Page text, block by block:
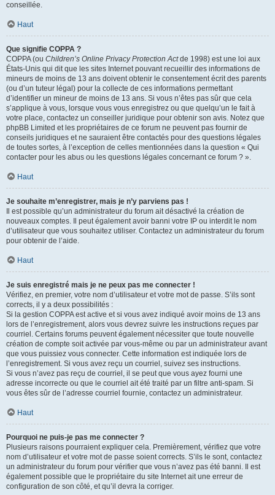
conseillée.
Haut
Que signifie COPPA ?
COPPA (ou Children’s Online Privacy Protection Actde 1998) est une loi aux
États-Unis qui dit que les sites Internet pouvant recueillir des informations de
mineurs de moins de 13 ans doivent obtenir le consentement écrit des parents
(ou d’un tuteur légal) pour la collecte de ces informations permettant
d’identifier un mineur de moins de 13 ans. Si vous n’êtes pas sûr que cela
s’applique à vous, lorsque vous vous enregistrez ou que quelqu’un le fait à
votre place, contactez un conseiller juridique pour obtenir son avis. Notez que
phpBB Limited et les propriétaires de ce forum ne peuvent pas fournir de
conseils juridiques et ne sauraient être contactés pour des questions légales
de toutes sortes, à l’exception de celles mentionnées dans la question « Qui
contacter pour les abus ou les questions légales concernant ce forum ? ».
Haut
Je souhaite m’enregistrer, mais je n’y parviens pas !
Il est possible qu’un administrateur du forum ait désactivé la création de
nouveaux comptes. Il peut également avoir banni votre IP ou interdit le nom
d’utilisateur que vous souhaitez utiliser. Contactez un administrateur du forum
pour obtenir de l’aide.
Haut
Je suis enregistré mais je ne peux pas me connecter !
Vérifiez, en premier, votre nom d’utilisateur et votre mot de passe. S’ils sont
corrects, il y a deux possibilités :
Si la gestion COPPA est active et si vous avez indiqué avoir moins de 13 ans
lors de l’enregistrement, alors vous devrez suivre les instructions reçues par
courriel. Certains forums peuvent également nécessiter que toute nouvelle
création de compte soit activée par vous-même ou par un administrateur avant
que vous puissiez vous connecter. Cette information est indiquée lors de
l’enregistrement. Si vous avez reçu un courriel, suivez ses instructions.
Si vous n’avez pas reçu de courriel, il se peut que vous ayez fourni une
adresse incorrecte ou que le courriel ait été traité par un filtre anti-spam. Si
vous êtes sûr de l’adresse courriel fournie, contactez un administrateur.
Haut
Pourquoi ne puis-je pas me connecter ?
Plusieurs raisons pourraient expliquer cela. Premièrement, vérifiez que votre
nom d’utilisateur et votre mot de passe soient corrects. S’ils le sont, contactez
un administrateur du forum pour vérifier que vous n’avez pas été banni. Il est
également possible que le propriétaire du site Internet ait une erreur de
configuration de son côté, et qu’il devra la corriger.